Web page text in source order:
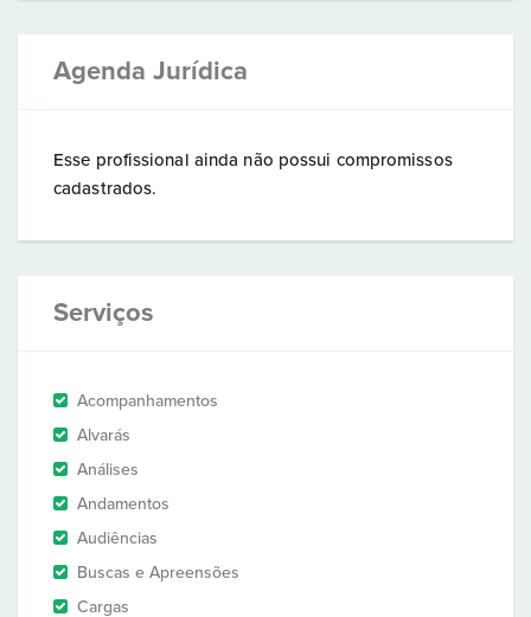
Agenda Jurídica
Esse profissional ainda não possui compromissos
cadastrados.
Serviços
Acompanhamentos
Alvarás
Análises
Andamentos
Audiências
Buscas e Apreensões
Cargas